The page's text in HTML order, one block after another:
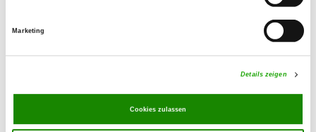
Marketing
Details zeigen
Cookies zulassen
OG - HSV - Selent
Details